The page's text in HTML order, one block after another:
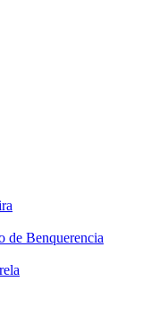
de Benquerencia